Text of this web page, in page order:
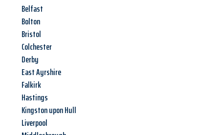
Belfast
Bolton
Bristol
Colchester
Derby
East Ayrshire
Falkirk
Hastings
Kingston upon Hull
Liverpool